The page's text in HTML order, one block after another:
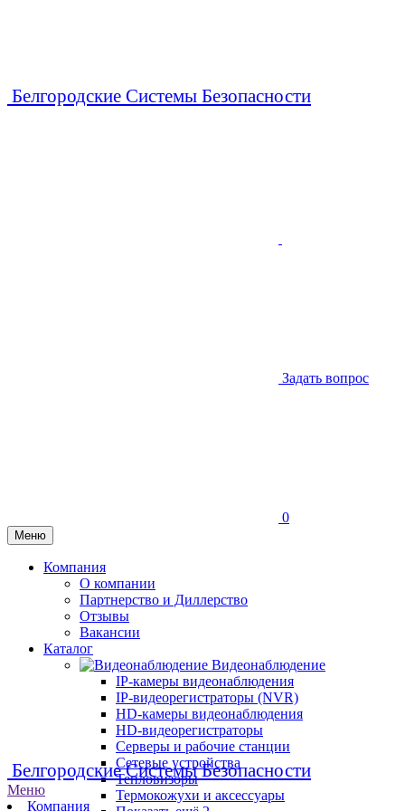
Белгородские Системы Безопасности
Задать вопрос
0
Меню
Компания
О компании
Партнерство и Диллерство
Отзывы
Вакансии
Каталог
Видеонаблюдение
IP-камеры видеонаблюдения
IP-видеорегистраторы (NVR)
HD-камеры видеонаблюдения
HD-видеорегистраторы
Серверы и рабочие станции
Сетевые устройства
Тепловизоры
Термокожухи и аксессуары
Белгородские Системы Безопасности
Меню
Компания